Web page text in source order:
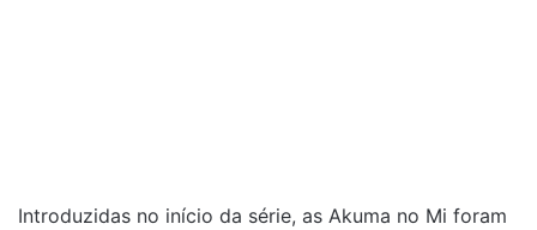
Introduzidas no início da série, as Akuma no Mi foram